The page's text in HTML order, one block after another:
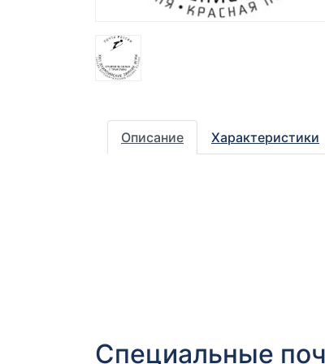
Описание Характеристики
Специальные